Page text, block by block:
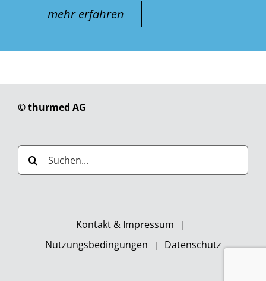
mehr erfahren
© thurmed AG
Suche
nach:
Kontakt & Impressum
Nutzungsbedingungen
Datenschutz